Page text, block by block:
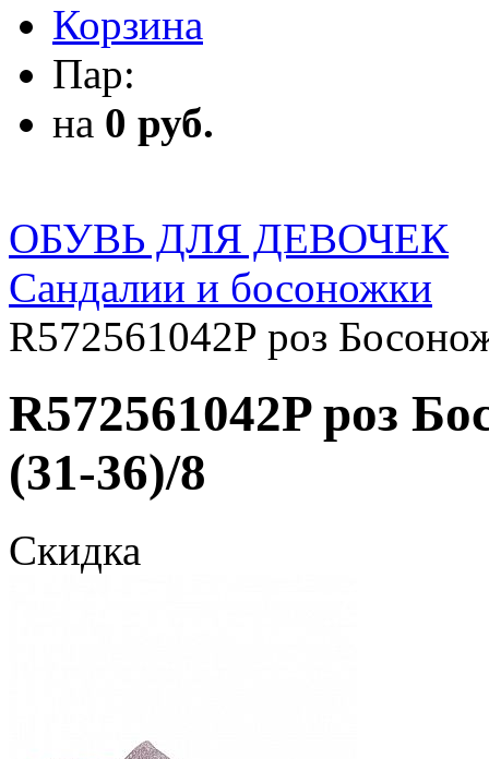
Корзина
Пар:
на 0 руб.
ОБУВЬ ДЛЯ ДЕВОЧЕК
Сандалии и босоножки
R572561042P роз
R572561042P роз
(31-36)/8
Скидка